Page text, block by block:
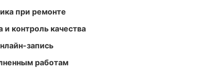
при ремонте
контроль качества
запись
работам